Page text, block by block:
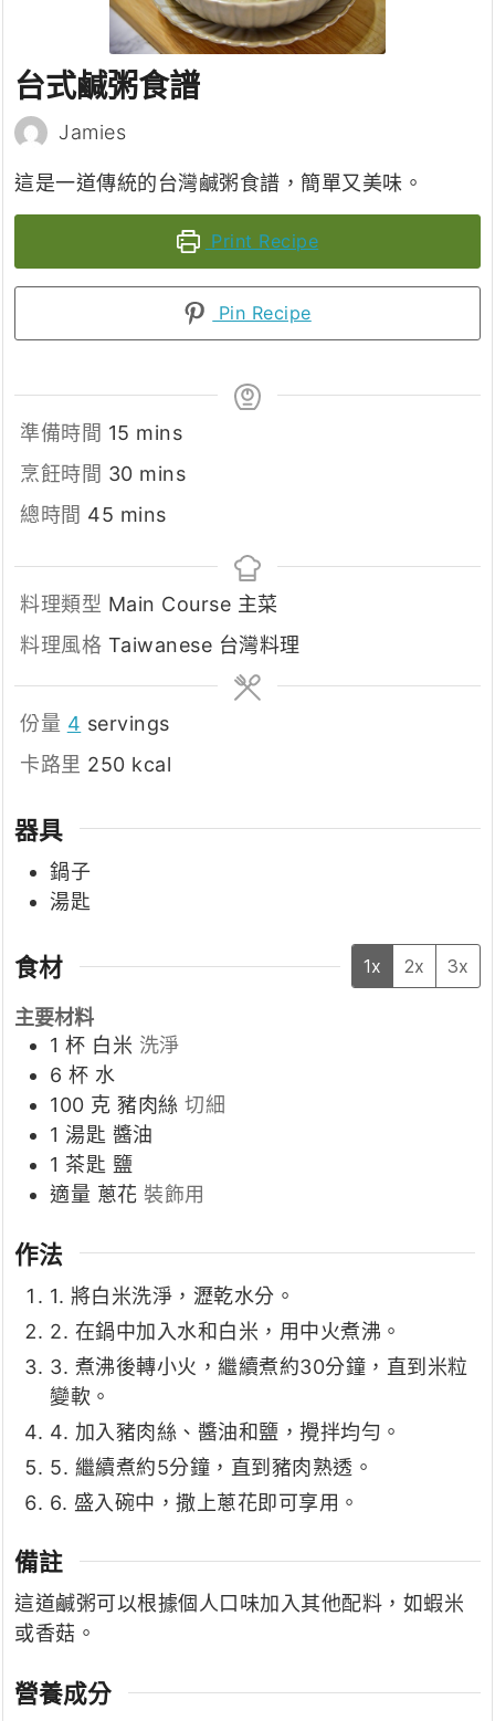
台式鹹粥食譜
Jamies
這是一道傳統的台灣鹹粥食譜，簡單又美味。
Print Recipe
Pin Recipe
準備時間 15 minutes
mins
烹飪時間 30minutes
mins
總時間 45 minutes
mins
料理類型 Main Course 主菜
料理風格 Taiwanese 台灣料理
份量 4 servings
卡路里 250 kcal
器具
鍋子
湯匙
食材 1x 2x 3x
主要材料
1 杯 白米 洗淨
6 杯 水
100 克 豬肉絲 切細
1 湯匙 醬油
1 茶匙 鹽
適量 蔥花 裝飾用
作法
1. 將白米洗淨，瀝乾水分。
2. 在鍋中加入水和白米，用中火煮沸。
3. 煮沸後轉小火，繼續煮約30分鐘，直到米粒
變軟。
4. 加入豬肉絲、醬油和鹽，攪拌均勻。
5. 繼續煮約5分鐘，直到豬肉熟透。
6. 盛入碗中，撒上蔥花即可享用。
備註
這道鹹粥可以根據個人口味加入其他配料，如蝦米
或香菇。
營養成分